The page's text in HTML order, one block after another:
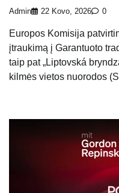
Admin 22 Kovo, 2026 0
Europos Komisija
įtraukimą į Garantuoto
taip pat „Liptovská
kilmės vietos nuorodos